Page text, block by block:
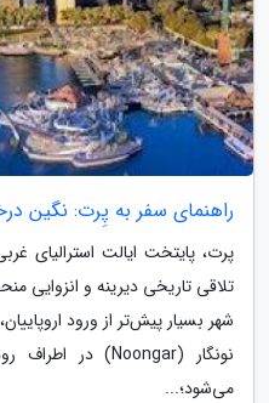
راهنمای سفر به پِرت: نگین
پرت، پایتخت ایالت استرالیای
تلاقی تاریخی دیرینه و انزوایی
شهر بسیار پیش‌تر از ورود
می‌شود؛...